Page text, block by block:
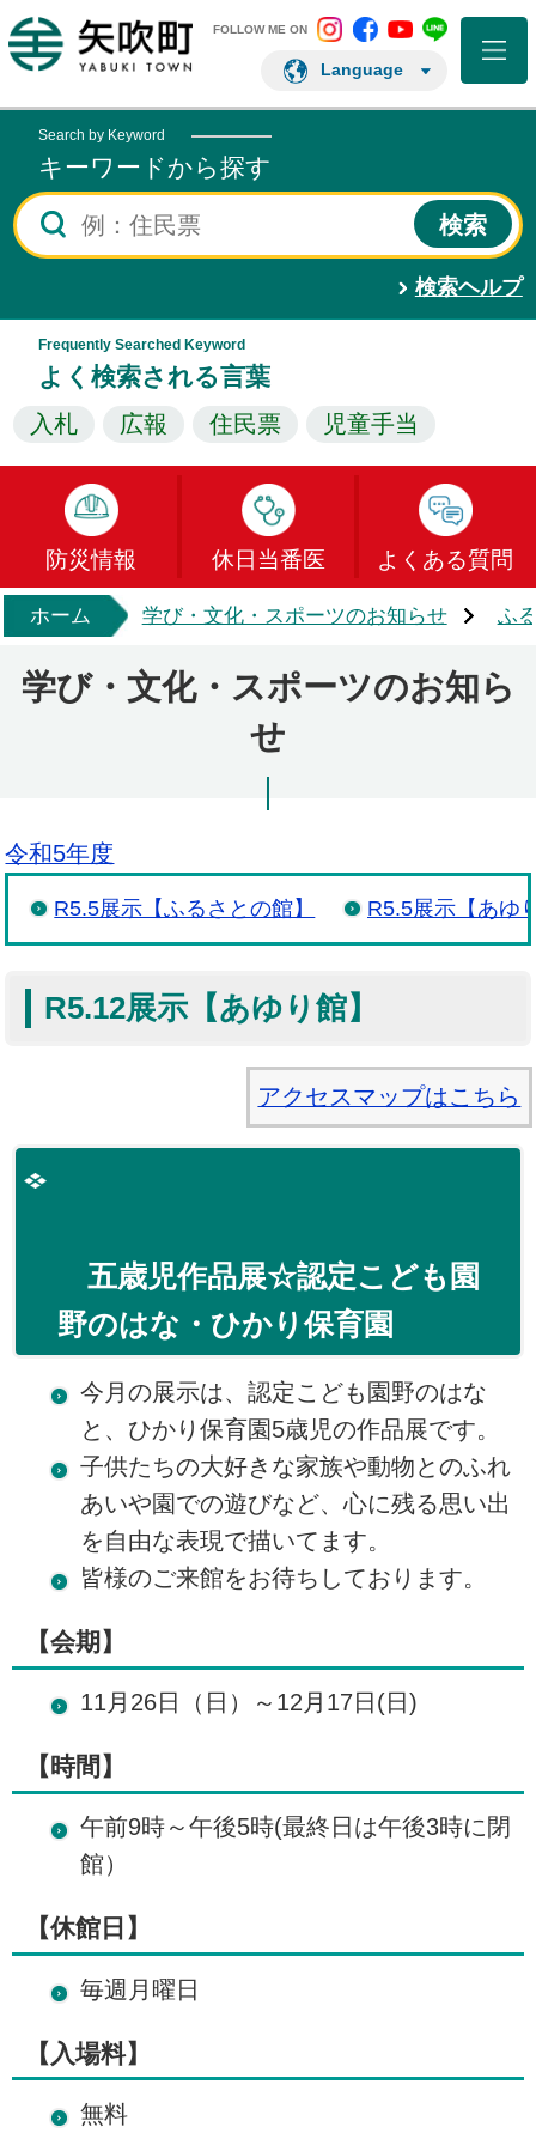
矢吹町ホームページ
FOLLOW ME ON 矢吹町 Instagram
矢吹町矢吹町矢吹町
Language
Search by Keyword
キーワードから探す
検索ヘルプ
Frequently Searched Keyword
よく検索される言葉
入札 広報 住民票 児童手当
防災情報 休日当番医 よくある質問
ホーム 学び・文化・スポーツのお知らせ ふ
学び・文化・スポーツのお知ら
せ
令和5年度
R5.5展示【ふるさとの館】 R5.5展示【あゆ
R5.12展示【あゆり館】
アクセスマップはこちら
五歳児作品展☆認定こども園
野のはな・ひかり保育園
今月の展示は、認定こども園野のはな
と、ひかり保育園5歳児の作品展です。
子供たちの大好きな家族や動物とのふれ
あいや園での遊びなど、心に残る思い出
を自由な表現で描いてます。
皆様のご来館をお待ちしております。
【会期】
11月26日（日）～12月17日(日)
【時間】
午前9時～午後5時(最終日は午後3時に閉
館）
【休館日】
毎週月曜日
【入場料】
無料